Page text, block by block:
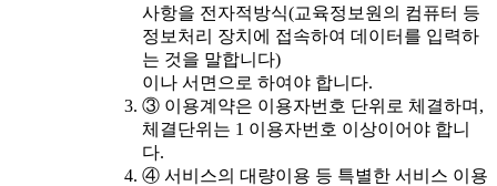
사항을 전자적방식(교육정보원의 컴퓨터 등
정보처리 장치에 접속하여 데이터를 입력하
는 것을 말합니다)
이나 서면으로 하여야 합니다.
③ 이용계약은 이용자번호 단위로 체결하며,
체결단위는 1 이용자번호 이상이어야 합니
다.
④ 서비스의 대량이용 등 특별한 서비스 이용